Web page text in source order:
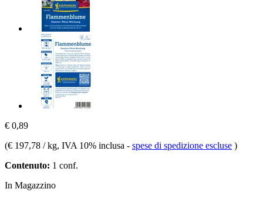
€ 0,89
(€ 197,78 / kg, IVA 10% inclusa - spese di spedizione escluse )
Contenuto: 1 conf.
In Magazzino